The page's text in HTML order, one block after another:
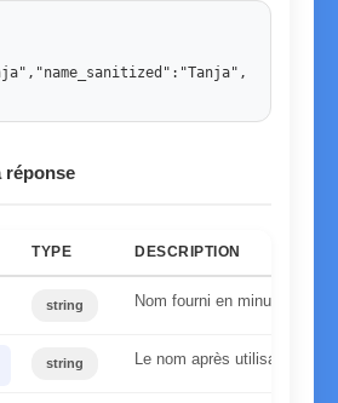
réponse
TYPE DESCRIPTION
string Nom fourni en minuscules
string Le nom après utilisation de